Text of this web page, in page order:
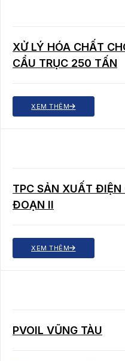
XỬ LÝ HÓA CHẤT
CẨU TRỤC 250 TẤN
XEM THÊM
TPC SẢN XUẤT ĐIỆN
ĐOẠN II
XEM THÊM
PVOIL VŨNG TÀU